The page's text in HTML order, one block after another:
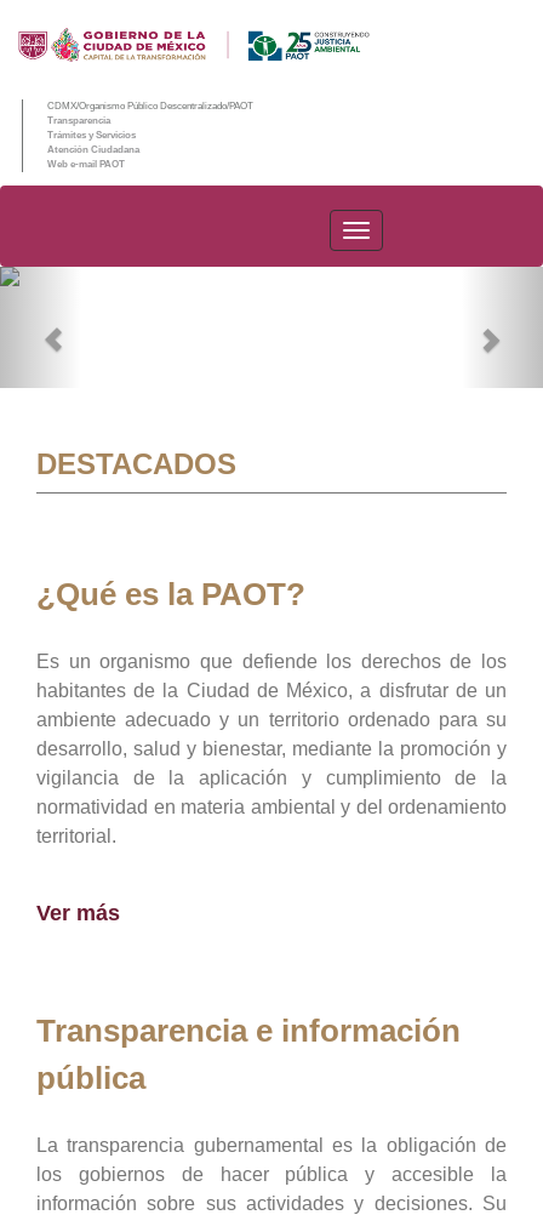
CDMX/Organismo Público Descentralizado/PAOT
Transparencia
Trámites y Servicios
Atención Ciudadana
Web e-mail PAOT
PAOT
DESTACADOS
¿Qué es la PAOT?
Es un organismo que defiende los derechos de los
habitantes de la Ciudad de México, a disfrutar de un
ambiente adecuado y un territorio ordenado para su
desarrollo, salud y bienestar, mediante la promoción y
vigilancia de la aplicación y cumplimiento de la
normatividad en materia ambiental y del ordenamiento
territorial.
Ver más
Transparencia e información
pública
La transparencia gubernamental es la obligación de
los gobiernos de hacer pública y accesible la
información sobre sus actividades y decisiones. Su